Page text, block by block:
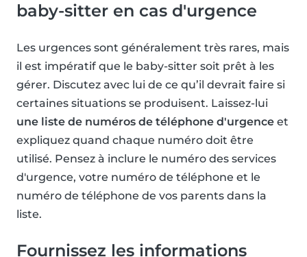
baby-sitter en cas d'urgence
Les urgences sont généralement très rares, mais
il est impératif que le baby-sitter soit prêt à les
gérer. Discutez avec lui de ce qu’il devrait faire si
certaines situations se produisent. Laissez-lui
une liste de numéros de téléphone d'urgence et
expliquez quand chaque numéro doit être
utilisé. Pensez à inclure le numéro des services
d'urgence, votre numéro de téléphone et le
numéro de téléphone de vos parents dans la
liste.
Fournissez les informations